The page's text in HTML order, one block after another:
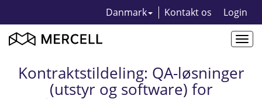
Danmark Kontakt os Login
Kontraktstildeling: QA-løsninger
(utstyr og software) for